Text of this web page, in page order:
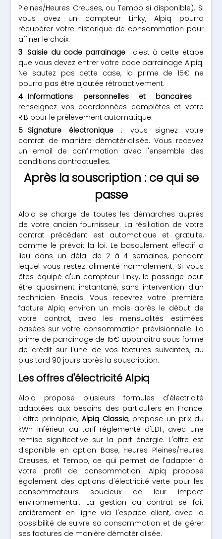
Pleines/Heures Creuses, ou Tempo si disponible). Si
vous avez un compteur Linky, Alpiq pourra
récupérer votre historique de consommation pour
affiner le choix.
Saisie du code parrainage: c'est à cette étape
que vous devez entrer votre code parrainage Alpiq.
Ne sautez pas cette case, la prime de 15€ ne
pourra pas être ajoutée rétroactivement.
Informations personnelles et bancaires :
renseignez vos coordonnées complètes et votre
RIB pour le prélèvement automatique.
Signature électronique : vous signez votre
contrat de manière dématérialisée. Vous recevez
un email de confirmation avec l'ensemble des
conditions contractuelles.
Après la souscription : ce qui se
passe
Alpiq se charge de toutes les démarches auprès
de votre ancien fournisseur. La résiliation de votre
contrat précédent est automatique et gratuite,
comme le prévoit la loi. Le basculement effectif a
lieu dans un délai de 2 à 4 semaines, pendant
lequel vous restez alimenté normalement. Si vous
êtes équipé d'un compteur Linky, le passage peut
être quasiment instantané, sans intervention d'un
technicien Enedis. Vous recevrez votre première
facture Alpiq environ un mois après le début de
votre contrat, avec les mensualités estimées
basées sur votre consommation prévisionnelle. La
prime de parrainage de 15€ apparaîtra sous forme
de crédit sur l'une de vos factures suivantes, au
plus tard 90 jours après la souscription.
Les offres d'électricité Alpiq
Alpiq propose plusieurs formules d'électricité
adaptées aux besoins des particuliers en France.
L'offre principale, Alpiq Classic, propose un prix du
kWh inférieur au tarif réglementé d'EDF, avec une
remise significative sur la part énergie. L'offre est
disponible en option Base, Heures Pleines/Heures
Creuses, et Tempo, ce qui permet de l'adapter à
votre profil de consommation. Alpiq propose
également des options d'électricité verte pour les
consommateurs soucieux de leur impact
environnemental. La gestion du contrat se fait
entièrement en ligne via l'espace client, avec la
possibilité de suivre sa consommation et de gérer
ses factures de manière dématérialisée.